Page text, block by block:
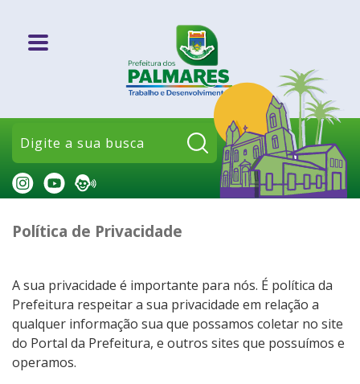
Pesquisar:
Política de Privacidade
A sua privacidade é importante para nós. É política da
Prefeitura respeitar a sua privacidade em relação a
qualquer informação sua que possamos coletar no site
do Portal da Prefeitura, e outros sites que possuímos e
operamos.